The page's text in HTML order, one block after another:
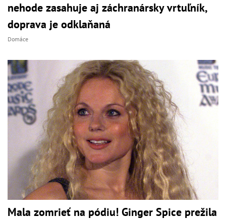
nehode zasahuje aj záchranársky vrtuľník,
doprava je odklaňaná
Domáce
Mala zomrieť na pódiu! Ginger Spice prežila